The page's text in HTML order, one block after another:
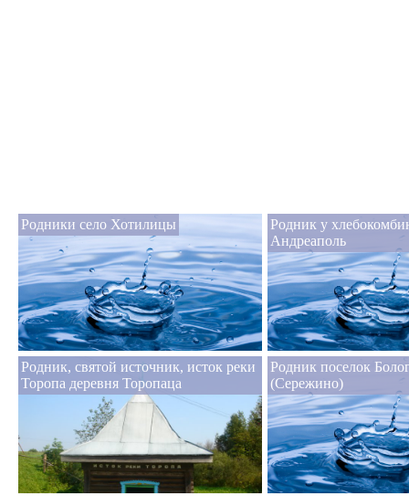
Родники село Хотилицы
Родник у
Андреаполь
Родник, святой источник, исток реки
Торопа деревня Торопаца
Родник поселок
(Сережино)